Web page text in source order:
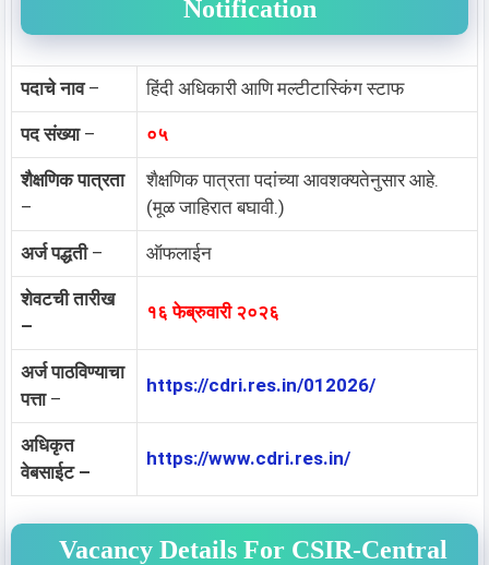
Notification
पदाचे नाव– हिंदी अधिकारी आणि मल्टीटास्किंग स्टाफ
पद संख्या– ०५
शैक्षणिक पात्रता
–
शैक्षणिक पात्रता पदांच्या आवशक्यतेनुसार आहे.
(मूळ जाहिरात बघावी.)
अर्ज पद्धती– ऑफलाईन
शेवटची तारीख
–
१६ फेब्रुवारी २०२६
अर्ज पाठविण्याचा
पत्ता–
https://cdri.res.in/012026/
अधिकृत
वेबसाईट –
https://www.cdri.res.in/
Vacancy Details For CSIR-Central